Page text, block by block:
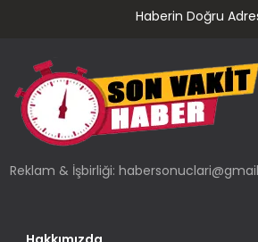
Haberin Doğru
Reklam & İşbirliği: